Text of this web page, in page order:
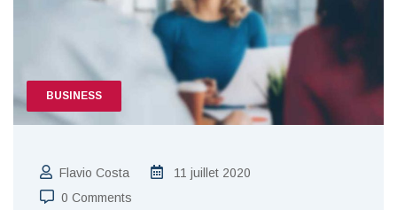
BUSINESS
Flavio Costa
11 juillet 2020
0 Comments